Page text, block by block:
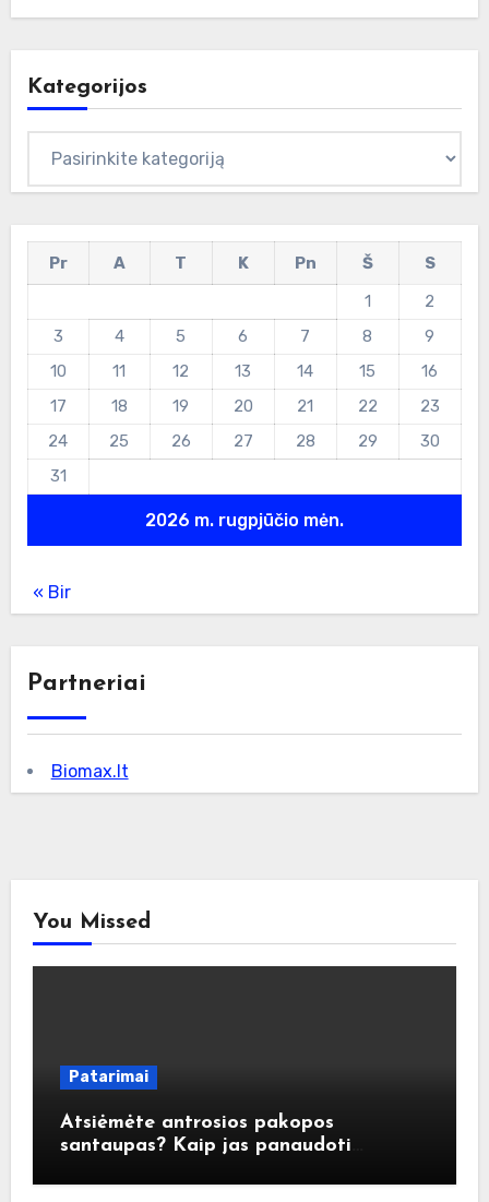
Kategorijos
2026 m. rugpjūčio mėn.
Pr A T K Pn Š
S
1
2
3
4 5 6 7 8
9
10
11 12 13 14 15
16
17
18 19 20 21 22
23
24
25 26 27 28 29
30
31
« Bir
Partneriai
Biomax.lt
You Missed
Patarimai
Atsiėmėte antrosios pakopos
santaupas? Kaip jas panaudoti